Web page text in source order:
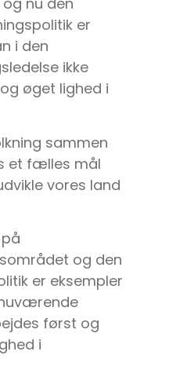
er
i den
ikke
øget lighed i
sammen
et fælles mål
vores land
og den
er eksempler
først og
i